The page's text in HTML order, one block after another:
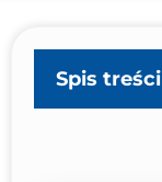
Spis treści